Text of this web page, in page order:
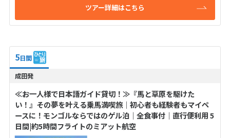
ツアー詳細はこちら
5日間
成田発
≪お一人様で日本語ガイド貸切！≫『馬と草原を駆けた
い！』その夢を叶える乗馬満喫旅｜初心者も経験者もマイペ
ースに！モンゴルならではのゲル泊｜全食事付｜直行便利用 5
日間|約5時間フライトのミアット航空